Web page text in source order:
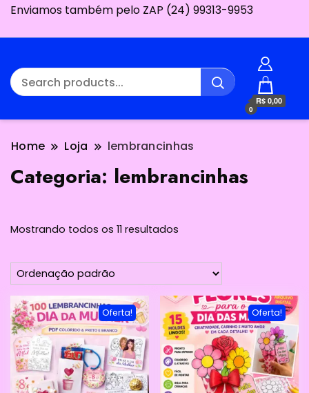
Enviamos também pelo ZAP (24) 99313-9953
0
R$ 0,00
Home Loja lembrancinhas
Categoria: lembrancinhas
Mostrando todos os 11 resultados
Oferta! Oferta!